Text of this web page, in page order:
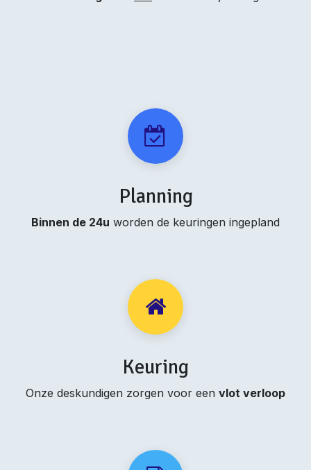
Planning
Binnen de 24u worden de keuringen ingepland
Keuring
Onze deskundigen zorgen voor een vlot verloop